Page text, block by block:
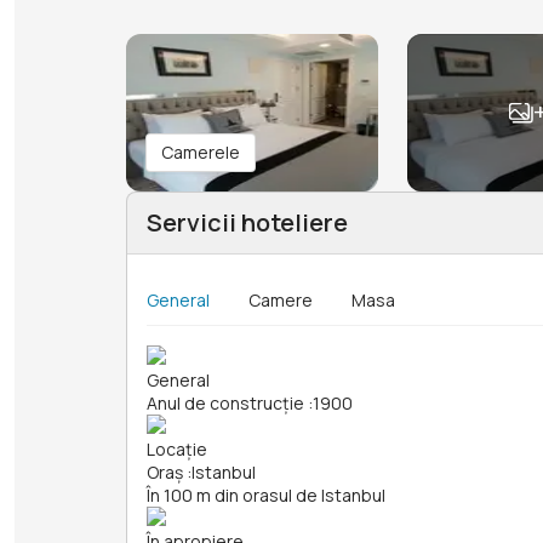
Camerele
Servicii hoteliere
General Camere Masa
General
Anul de construcție :1900
Locație
Oraș :Istanbul
În 100 m din orasul de Istanbul